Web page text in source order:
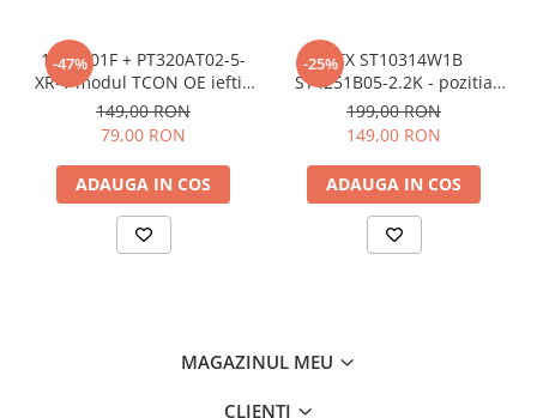
-47%
17TC701F + PT320AT02-5-
XR-1 modul TCON OE ieftin
- pozitia PX536 PX539 PX746
GG07 GG301 GG406 GG822
149,00 RON
79,00 RON
ADAUGA IN COS
-25%CTX ST10314W1B
ST4251B05-2.2K - pozitia
GG547 YY121
199,00 RON
149,00 RON
ADAUGA IN COS
MAGAZINUL MEU
CLIENTI